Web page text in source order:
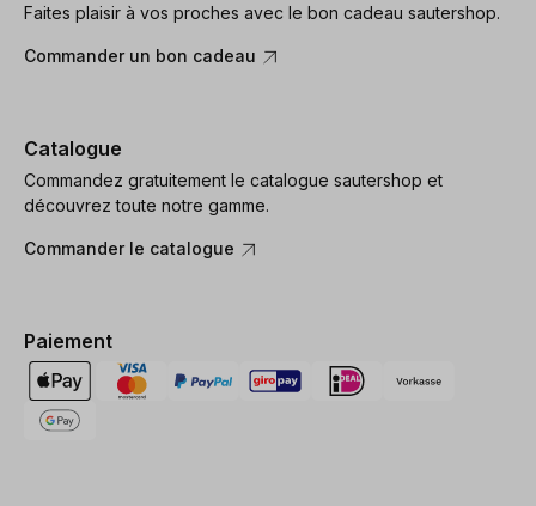
Faites plaisir à vos proches avec le bon cadeau sautershop.
Commander un bon cadeau
Catalogue
Commandez gratuitement le catalogue sautershop et
découvrez toute notre gamme.
Commander le catalogue
Paiement